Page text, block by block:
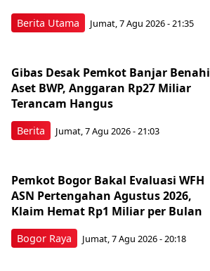
Berita Utama Jumat, 7 Agu 2026 - 21:35
Berita
Gibas Desak Pemkot Banjar Benahi
Aset BWP, Anggaran Rp27 Miliar
Terancam Hangus
Jumat, 7 Agu 2026 - 21:03
Bogor Raya
Pemkot Bogor Bakal Evaluasi WFH
ASN Pertengahan Agustus 2026,
Klaim Hemat Rp1 Miliar per Bulan
Jumat, 7 Agu 2026 - 20:18